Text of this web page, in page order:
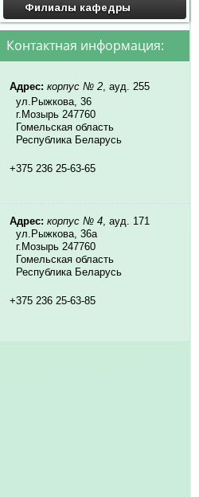
Дисциплины кафедры
Учебные программы
Методические материалы
Филиалы кафедры
Контактная информация:
Адрес: корпус № 2, ауд. 255
ул.Рыжкова, 36
г.Мозырь 247760
Гомельская область
Республика Беларусь
+375 236 25-63-65
Адрес: корпус № 4, ауд. 171
ул.Рыжкова, 36а
г.Мозырь 247760
Гомельская область
Республика Беларусь
+375 236 25-63-85